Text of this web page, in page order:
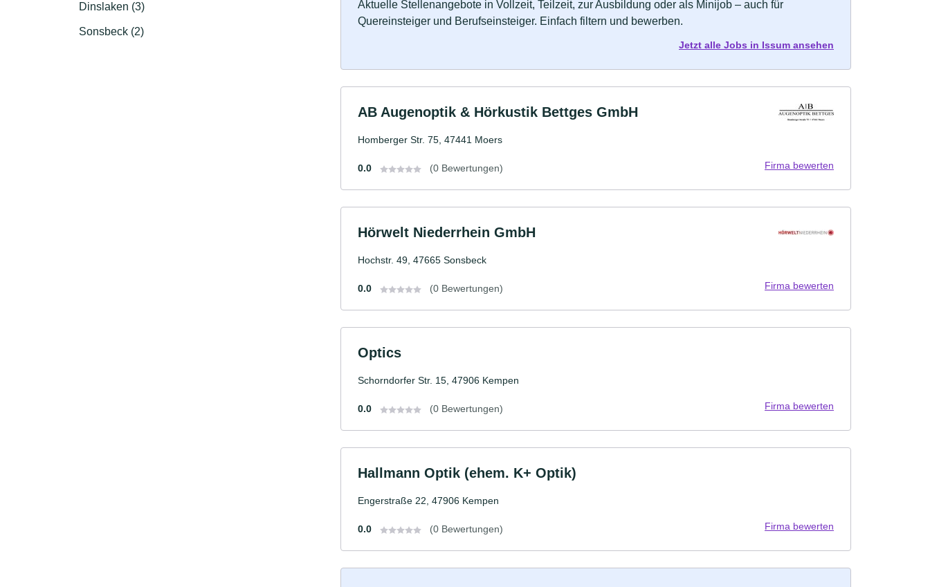
Dinslaken (3)
Sonsbeck (2)
Aktuelle Stellenangebote in Vollzeit, Teilzeit, zur Ausbildung oder als Minijob – auch für
Quereinsteiger und Berufseinsteiger. Einfach filtern und bewerben.
Jetzt alle Jobs in Issum ansehen
AB Augenoptik & Hörkustik Bettges GmbH
Homberger Str. 75, 47441 Moers
0.0 (0 Bewertungen) Firma bewerten
Hörwelt Niederrhein GmbH
Hochstr. 49, 47665 Sonsbeck
0.0 (0 Bewertungen) Firma bewerten
Optics
Schorndorfer Str. 15, 47906 Kempen
0.0 (0 Bewertungen) Firma bewerten
Hallmann Optik (ehem. K+ Optik)
Engerstraße 22, 47906 Kempen
0.0 (0 Bewertungen) Firma bewerten